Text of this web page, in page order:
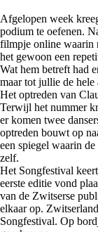
Afgelopen week
podium te oefenen.
filmpje online waarin
het gewoon een
Wat hem betreft had
maar tot jullie de
Het optreden van
Terwijl het nummer
er komen twee
optreden bouwt op
een spiegel waarin
zelf.
Het Songfestival
eerste editie vond
van de Zwitserse
elkaar op.
Songfestival. Op